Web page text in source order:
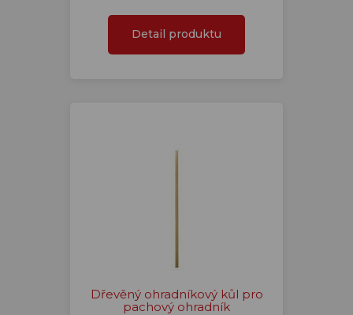
Detail produktu
Dřevěný ohradníkový kůl pro
pachový ohradník